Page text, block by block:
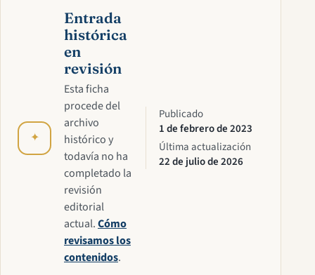
✦
Entrada
histórica
en
revisión
Esta ficha
procede del
archivo
histórico y
todavía no ha
completado la
revisión
editorial
actual.Cómo
revisamos los
contenidos.
Publicado
1 de febrero de 2023
Última actualización
22 de julio de 2026